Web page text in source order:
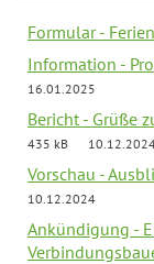
Formular -
Information -
16.01.2025
Bericht - Grüße
435 kB
Vorschau -
10.12.2024
Ankündigung -